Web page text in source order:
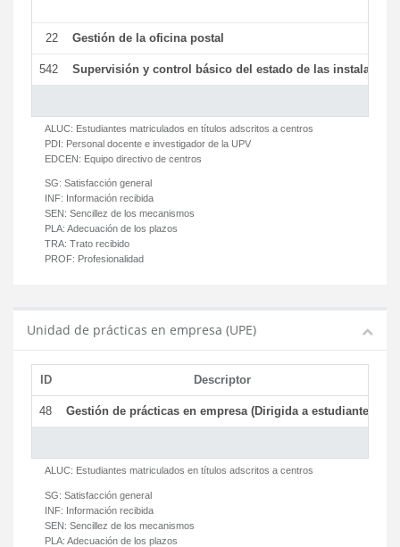
22 Gestión de la oficina postal
542 Supervisión y control básico del estado de las
ALUC: Estudiantes matriculados en títulos adscritos a centros
PDI: Personal docente e investigador de la UPV
EDCEN: Equipo directivo de centros
SG: Satisfacción general
INF: Información recibida
SEN: Sencillez de los mecanismos
PLA: Adecuación de los plazos
TRA: Trato recibido
PROF: Profesionalidad
Unidad de prácticas en empresa (UPE)
ID Descriptor
48 Gestión de prácticas en empresa (Dirigida a estudiantes)
ALUC: Estudiantes matriculados en títulos adscritos a centros
SG: Satisfacción general
INF: Información recibida
SEN: Sencillez de los mecanismos
PLA: Adecuación de los plazos